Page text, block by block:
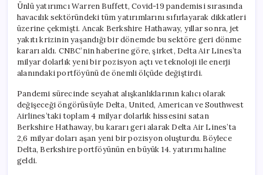
Havacılık
Sektörüne
Geri
Dönüyor:
Kriz
veya
Fırsat
mı?
Ünlü yatırımcı Warren Buffett, Covid-19 pandemisi sırasında
havacılık sektöründeki tüm yatırımlarını sıfırlayarak dikkatleri
üzerine çekmişti. Ancak Berkshire Hathaway, yıllar sonra, jet
yakıtı krizinin yaşandığı bir dönemde bu sektöre geri dönme
kararı aldı. CNBC’nin haberine göre, şirket, Delta Air Lines’ta
milyar dolarlık yeni bir pozisyon açtı ve teknoloji ile enerji
alanındaki portföyünü de önemli ölçüde değiştirdi.
Pandemi sürecinde seyahat alışkanlıklarının kalıcı olarak
değişeceği öngörüsüyle Delta, United, American ve Southwest
Airlines’taki toplam 4 milyar dolarlık hissesini satan
Berkshire Hathaway, bu kararı geri alarak Delta Air Lines’ta
2,6 milyar doları aşan yeni bir pozisyon oluşturdu. Böylece
Delta, Berkshire portföyünün en büyük 14. yatırımı haline
geldi.